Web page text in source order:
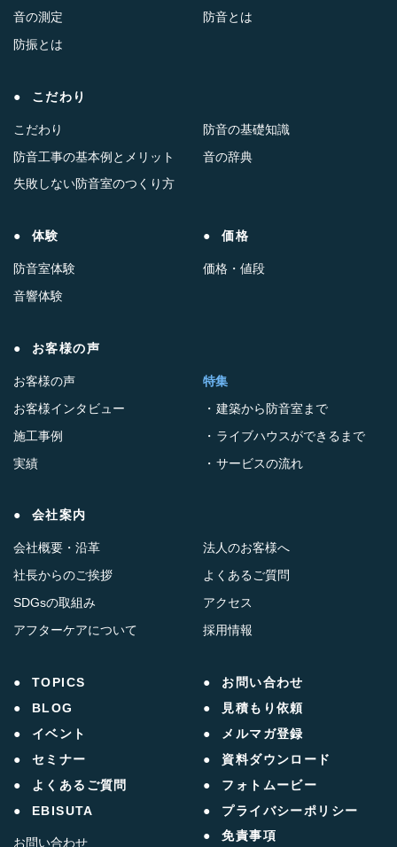
音の測定
防音とは
防振とは
こだわり
こだわり
防音工事の基本例とメリット
失敗しない防音室のつくり方
防音の基礎知識
音の辞典
体験
防音室体験
音響体験
価格
価格・値段
お客様の声
お客様の声
お客様インタビュー
施工事例
実績
特集
建築から防音室まで
ライブハウスができるまで
サービスの流れ
会社案内
会社概要・沿革
社長からのご挨拶
SDGsの取組み
アフターケアについて
法人のお客様へ
よくあるご質問
アクセス
採用情報
TOPICS
BLOG
イベント
セミナー
よくあるご質問
EBISUTA
お問い合わせ
お問い合わせ
見積もり依頼
メルマガ登録
資料ダウンロード
フォトムービー
プライバシーポリシー
免責事項